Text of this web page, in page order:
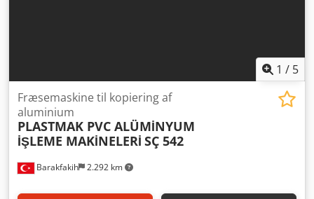
1 / 5
Barakfakih 2.292 km
Fræsemaskine til kopiering af
aluminium
PLASTMAK PVC ALÜMİNYUM
İŞLEME MAKİNELERİ SÇ 542